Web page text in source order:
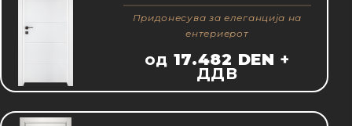
Придонесува за елеганција на
ентериерот
од 17.482 DEN +
ДДВ